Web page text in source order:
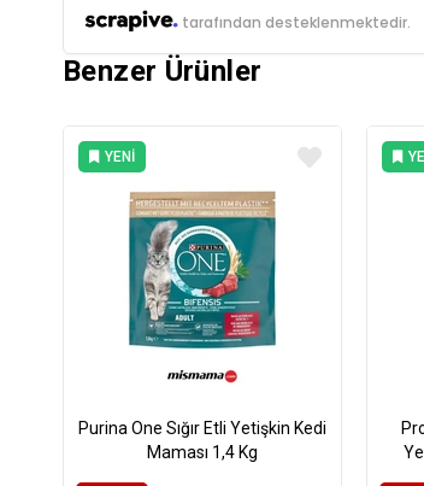
tarafından desteklenmektedir.
Benzer Ürünler
Purina One Sığır Etli Yetişkin Kedi
Maması 1,4 Kg
YENI
ÜRÜN